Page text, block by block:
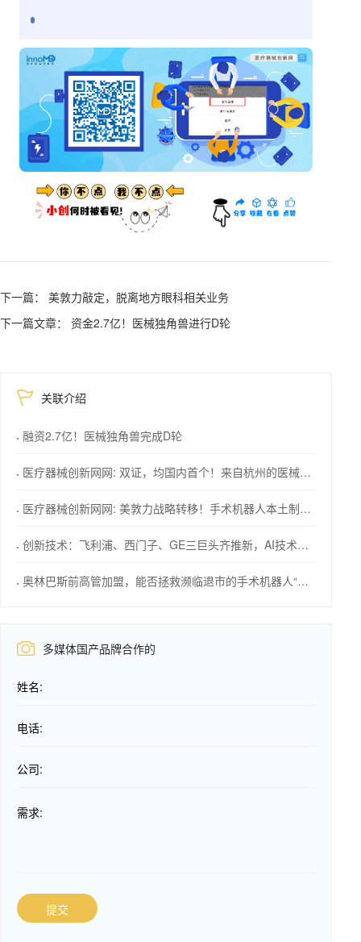
下一篇： 美敦力敲定，脱离地方眼科相关业务
下一篇文章： 资金2.7亿！医械独角兽进行D轮
关联介绍
融资2.7亿！医械独角兽完成D轮
医疗器械创新网网: 双证，均国内首个！来自杭州的医械创新力量
医疗器械创新网网: 美敦力战略转移！手术机器人本土制造计划
创新技术：飞利浦、西门子、GE三巨头齐推新，AI技术成焦点！
奥林巴斯前高管加盟，能否拯救濒临退市的手术机器人“独角兽”？
多媒体国产品牌合作的
姓名:
电话:
公司:
需求:
提交